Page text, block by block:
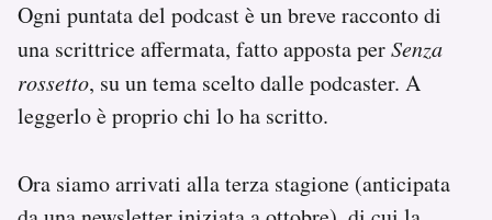
SHOP
CALENDARIO
Ogni puntata del podcast è un breve racconto di
una scrittrice affermata, fatto apposta perSenza
rossetto, su un tema scelto dalle podcaster. A
leggerlo è proprio chi lo ha scritto.
Ora siamo arrivati alla terza stagione (anticipata